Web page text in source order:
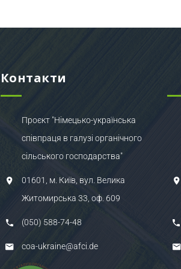
Контакти
Проєкт "Німецько-українська
співпраця в галузі органічного
сільського господарства"
01601, м. Київ, вул. Велика
Житомирська 33, оф. 609
(050) 588-74-48
coa-ukraine@afci.de